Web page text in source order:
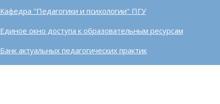
Кафедра "Педагогики и психологии" ПГУ
Единое окно доступа к образовательным ресурсам
Банк актуальных педагогических практик